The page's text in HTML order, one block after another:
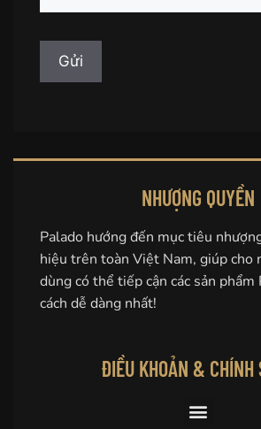
NHƯỢNG QUYỀN
Palado hướng đến mục tiêu
hiệu trên toàn Việt Nam, giúp cho
dùng có thể tiếp cận các sản
cách dễ dàng nhất!
ĐIỀU KHOẢN & CHÍNH